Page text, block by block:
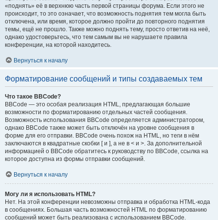
«поднять» её в верхнюю часть первой страницы форума. Если этого не
происходит, то это означает, что возможность поднятия тем могла быть
отключена, или время, которое должно пройти до повторного поднятия
темы, ещё не прошло. Также можно поднять тему, просто ответив на неё,
однако удостоверьтесь, что тем самым вы не нарушаете правила
конференции, на которой находитесь.
Вернуться к началу
Форматирование сообщений и типы создаваемых тем
Что такое BBCode?
BBCode — это особая реализация HTML, предлагающая большие
возможности по форматированию отдельных частей сообщения.
Возможность использования BBCode определяется администратором,
однако BBCode также может быть отключён на уровне сообщения в
форме для его отправки. BBCode очень похож на HTML, но теги в нём
заключаются в квадратные скобки [ и ], а не в < и >. За дополнительной
информацией о BBCode обратитесь к руководству по BBCode, ссылка на
которое доступна из формы отправки сообщений.
Вернуться к началу
Могу ли я использовать HTML?
Нет. На этой конференции невозможны отправка и обработка HTML-кода
в сообщениях. Большая часть возможностей HTML по форматированию
сообщений может быть реализована с использованием BBCode.